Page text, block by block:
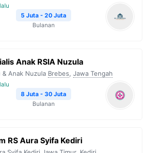
5 Juta - 20 Juta
Bulanan
Anak RSIA Nuzula
& Anak Nuzula Brebes, Jawa Tengah
8 Juta - 30 Juta
Bulanan
RS Aura Syifa Kediri